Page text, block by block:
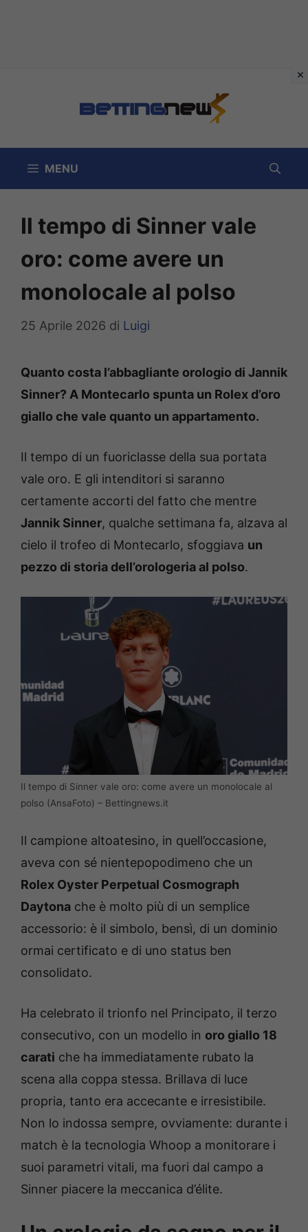
MENU
Il tempo di Sinner vale
oro: come avere un
monolocale al polso
25 Aprile 2026 di Luigi
Quanto costa l’abbagliante orologio di Jannik
Sinner? A Montecarlo spunta un Rolex d’oro
giallo che vale quanto un appartamento.
Il tempo di un fuoriclasse della sua portata
vale oro. E gli intenditori si saranno
certamente accorti del fatto che mentre
Jannik Sinner, qualche settimana fa, alzava al
cielo il trofeo di Montecarlo, sfoggiava un
pezzo di storia dell’orologeria al polso.
Il tempo di Sinner vale oro: come avere un monolocale al
polso (AnsaFoto) – Bettingnews.it
Il campione altoatesino, in quell’occasione,
aveva con sé nientepopodimeno che un
Rolex Oyster Perpetual Cosmograph
Daytona che è molto più di un semplice
accessorio: è il simbolo, bensì, di un dominio
ormai certificato e di uno status ben
consolidato.
Ha celebrato il trionfo nel Principato, il terzo
consecutivo, con un modello in oro giallo 18
carati che ha immediatamente rubato la
scena alla coppa stessa. Brillava di luce
propria, tanto era accecante e irresistibile.
Non lo indossa sempre, ovviamente: durante i
match è la tecnologia Whoop a monitorare i
suoi parametri vitali, ma fuori dal campo a
Sinner piacere la meccanica d’élite.